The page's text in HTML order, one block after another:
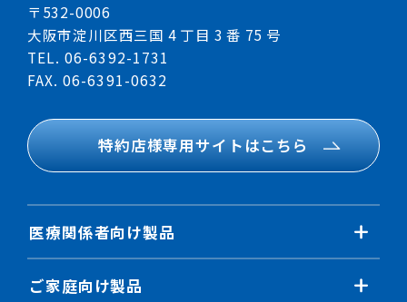
〒532-0006
大阪市淀川区西三国 4 丁目 3 番 75 号
TEL. 06-6392-1731
FAX. 06-6391-0632
特約店様専用サイトはこちら
医療関係者向け製品
感染対策製品
ご家庭向け製品